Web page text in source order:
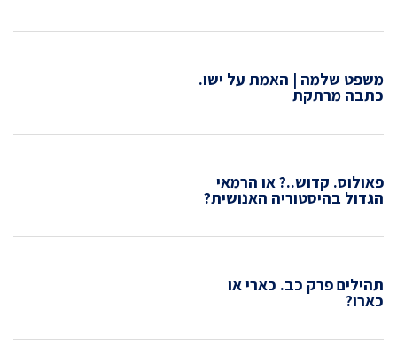
משפט שלמה | האמת על ישו.
כתבה מרתקת
פאולוס. קדוש..? או הרמאי
הגדול בהיסטוריה האנושית?
תהילים פרק כב. כארי או
כארו?